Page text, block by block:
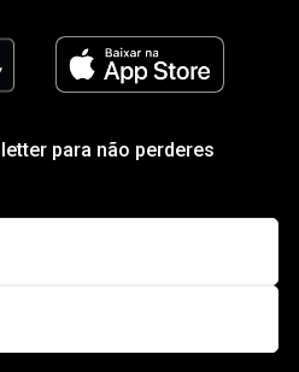
para não perderes